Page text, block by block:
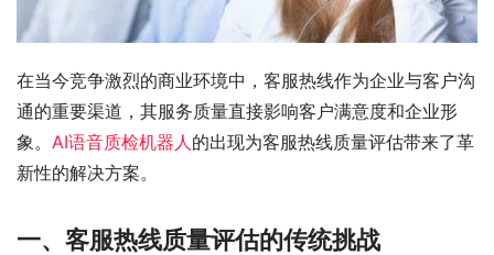
在当今竞争激烈的商业环境中，客服热线作为企业与客户沟
通的重要渠道，其服务质量直接影响客户满意度和企业形
象。 AI语音质检机器人的出现为客服热线质量评估带来了革
新性的解决方案。
一、客服热线质量评估的传统挑战